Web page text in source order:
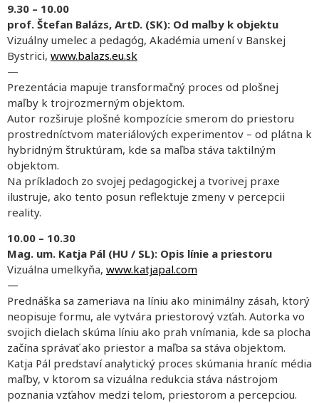
9.30 – 10.00
prof. Štefan Balázs, ArtD. (SK): Od maľby k objektu
Vizuálny umelec a pedagóg, Akadémia umení v Banskej
Bystrici, www.balazs.eu.sk
—
Prezentácia mapuje transformačný proces od plošnej
maľby k trojrozmerným objektom.
Autor rozširuje plošné kompozície smerom do priestoru
prostredníctvom materiálových experimentov – od plátna k
hybridným štruktúram, kde sa maľba stáva taktilným
objektom.
Na príkladoch zo svojej pedagogickej a tvorivej praxe
ilustruje, ako tento posun reflektuje zmeny v percepcii
reality.
10.00 – 10.30
Mag. um. Katja Pál (HU / SL): Opis línie a priestoru
Vizuálna umelkyňa, www.katjapal.com
—
Prednáška sa zameriava na líniu ako minimálny zásah, ktorý
neopisuje formu, ale vytvára priestorový vzťah. Autorka vo
svojich dielach skúma líniu ako prah vnímania, kde sa plocha
začína správať ako priestor a maľba sa stáva objektom.
Katja Pál predstaví analytický proces skúmania hraníc média
maľby, v ktorom sa vizuálna redukcia stáva nástrojom
poznania vzťahov medzi telom, priestorom a percepciou.